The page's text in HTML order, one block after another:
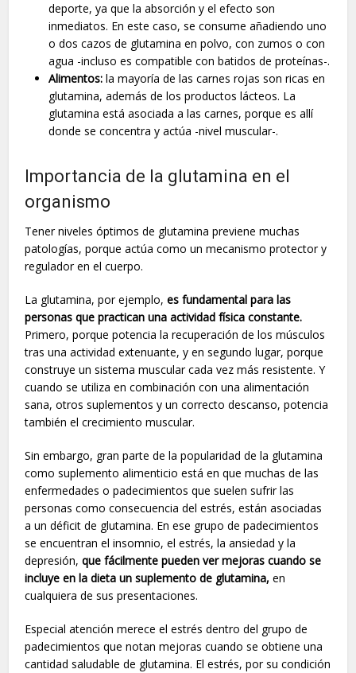
deporte, ya que la absorción y el efecto son
inmediatos. En este caso, se consume añadiendo uno
o dos cazos de glutamina en polvo, con zumos o con
agua -incluso es compatible con batidos de proteínas-.
Alimentos: la mayoría de las carnes rojas son ricas en
glutamina, además de los productos lácteos. La
glutamina está asociada a las carnes, porque es allí
donde se concentra y actúa -nivel muscular-.
Importancia de la glutamina en el
organismo
Tener niveles óptimos de glutamina previene muchas
patologías, porque actúa como un mecanismo protector y
regulador en el cuerpo.
La glutamina, por ejemplo,es fundamental para las
personas que practican una actividad física constante.
Primero, porque potencia la recuperación de los músculos
tras una actividad extenuante, y en segundo lugar, porque
construye un sistema muscular cada vez más resistente. Y
cuando se utiliza en combinación con una alimentación
sana, otros suplementos y un correcto descanso, potencia
también el crecimiento muscular.
Sin embargo, gran parte de la popularidad de la glutamina
como suplemento alimenticio está en que muchas de las
enfermedades o padecimientos que suelen sufrir las
personas como consecuencia del estrés, están asociadas
a un déficit de glutamina. En ese grupo de padecimientos
se encuentran el insomnio, el estrés, la ansiedad y la
depresión,que fácilmente pueden ver mejoras cuando se
incluye en la dieta un suplemento de glutamina, en
cualquiera de sus presentaciones.
Especial atención merece el estrés dentro del grupo de
padecimientos que notan mejoras cuando se obtiene una
cantidad saludable de glutamina. El estrés, por su condición